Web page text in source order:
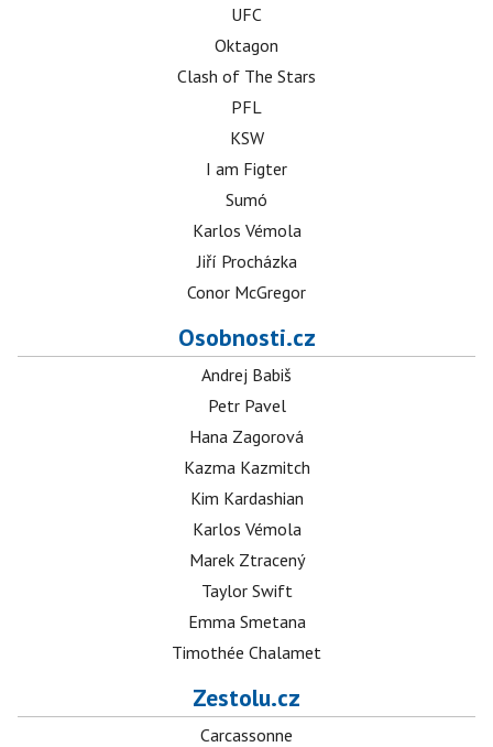
UFC
Oktagon
Clash of The Stars
PFL
KSW
I am Figter
Sumó
Karlos Vémola
Jiří Procházka
Conor McGregor
Osobnosti.cz
Andrej Babiš
Petr Pavel
Hana Zagorová
Kazma Kazmitch
Kim Kardashian
Karlos Vémola
Marek Ztracený
Taylor Swift
Emma Smetana
Timothée Chalamet
Zestolu.cz
Carcassonne